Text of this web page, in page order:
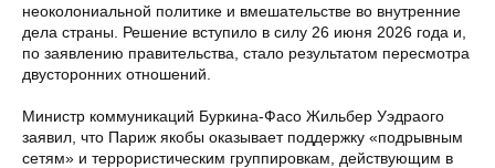
неоколониальной политике и вмешательстве во внутренние
дела страны. Решение вступило в силу 26 июня 2026 года и,
по заявлению правительства, стало результатом пересмотра
двусторонних отношений.
Министр коммуникаций Буркина-Фасо Жильбер Уэдраого
заявил, что Париж якобы оказывает поддержку «подрывным
сетям» и террористическим группировкам, действующим в